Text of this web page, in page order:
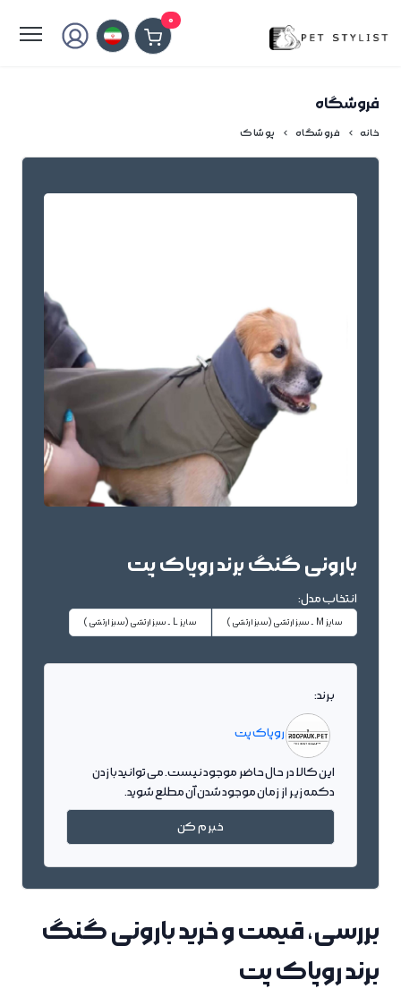
0
فروشگاه
خانه فروشگاه پوشاک
بارونی گنگ برند روپاک پت
انتخاب مدل:
سایز M - سبز ارتشی (سبز ارتشی) سایز L - سبز ارتشی (سبز ارتشی)
برند:
روپاک پت
این کالا در حال حاضر موجود نیست. می توانید با زدن
دکمه زیر از زمان موجود شدن آن مطلع شوید.
خبرم کن
بررسی، قیمت و خرید بارونی گنگ
برند روپاک پت